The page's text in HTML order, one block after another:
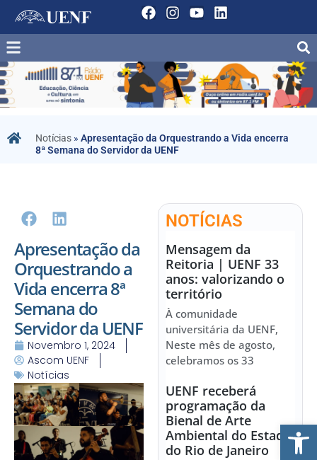
Notícias »Apresentação da Orquestrando a Vida encerra
8ª Semana do Servidor da UENF
Apresentação da
Orquestrando a
Vida encerra 8ª
Semana do
Servidor da UENF
Novembro 1, 2024
Ascom UENF
Notícias
NOTÍCIAS
Mensagem da
Reitoria | UENF 33
anos: valorizando o
território
À comunidade
universitária da UENF,
Neste mês de agosto,
celebramos os 33
UENF receberá
programação da
Bienal de Arte
Ambiental do Estado
do Rio de Janeiro